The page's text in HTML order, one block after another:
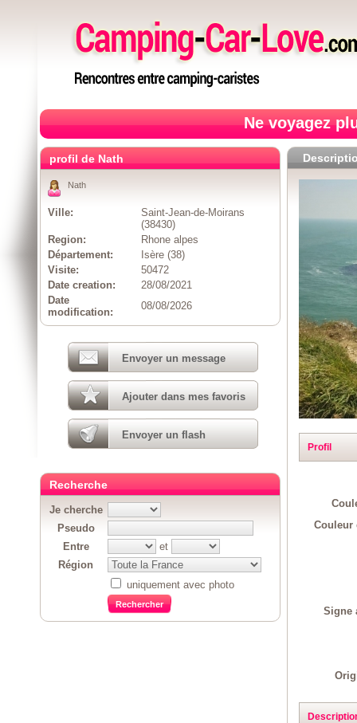
Ne voyagez
Profil
Couleur
Signe
profil de Nath
Nath
Ville:
Saint-Jean-de-Moirans
(38430)
Region:
Rhone alpes
Département:
Isère (38)
Visite:
50472
Date creation:
28/08/2021
Date
modification:
08/08/2026
Envoyer un message
Ajouter dans mes favoris
Envoyer un flash
Recherche
Je cherche
Pseudo
Entre
et
Région
uniquement avec photo